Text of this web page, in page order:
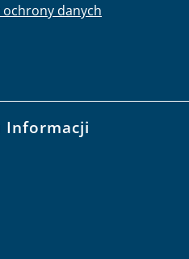
danych
Informacji